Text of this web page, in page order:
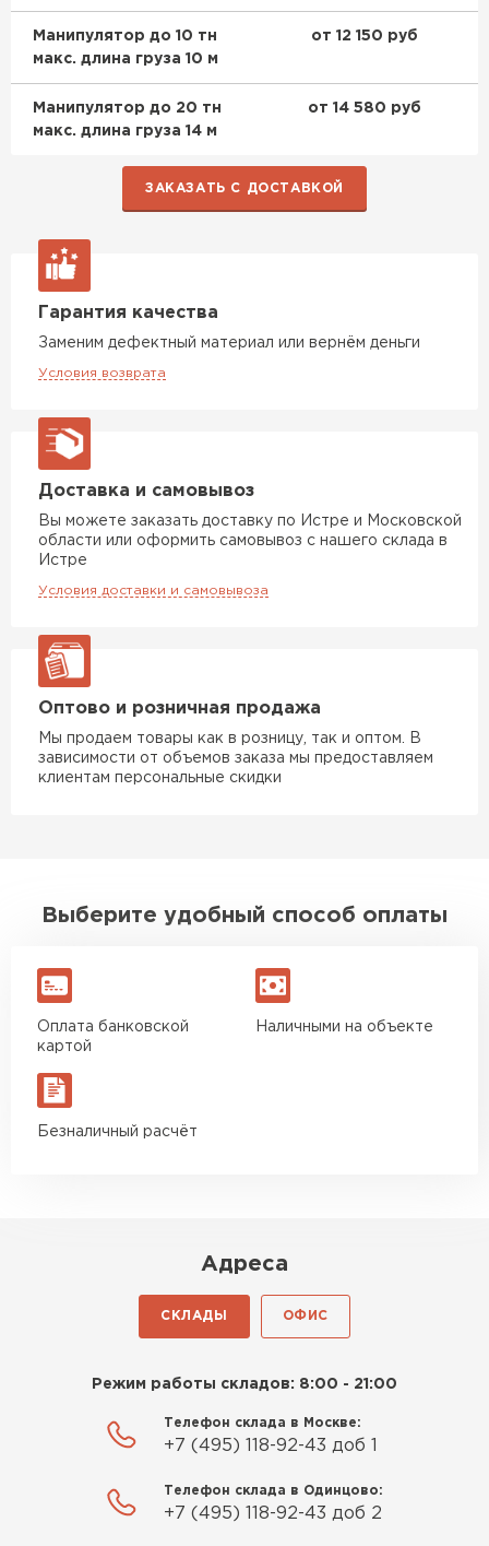
Манипулятор до 10 тн
макс. длина груза 10 м
от 12 150 руб
Манипулятор до 20 тн
макс. длина груза 14 м
от 14 580 руб
ЗАКАЗАТЬ С ДОСТАВКОЙ
Гарантия качества
Заменим дефектный материал или вернём деньги
Условия возврата
Доставка и самовывоз
Вы можете заказать доставку по Истре и Московской
области или оформить самовывоз с нашего склада в
Истре
Условия доставки и самовывоза
Оптово и розничная продажа
Мы продаем товары как в розницу, так и оптом. В
зависимости от объемов заказа мы предоставляем
клиентам персональные скидки
Выберите удобный способ оплаты
Оплата банковской
картой
Наличными на объекте
Безналичный расчёт
Адреса
СКЛАДЫ ОФИС
Режим работы складов: 8:00 - 21:00
Телефон склада в Москве:
+7 (495) 118-92-43 доб 1
Телефон склада в Одинцово:
+7 (495) 118-92-43 доб 2
ПЕРЕЙТИ
Утеплитель Isover
ПЕРЕЙТИ
Утеплитель Ursa
Утеплитель Юматекс Термо
Гипсокартон
Сэндвич-панели
ПЕРЕЙТИ
Утеплитель Baswool